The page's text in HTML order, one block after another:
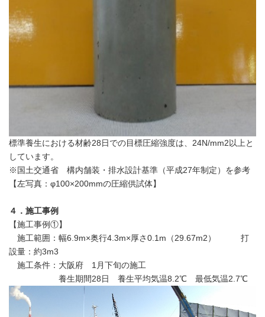
標準養生における材齢28日での目標圧縮強度は、24N/mm2以上と
しています。
※国土交通省 構内舗装・排水設計基準（平成27年制定）を参考
【左写真：φ100×200mmの圧縮供試体】
４．施工事例
【施工事例①】
施工範囲：幅6.9m×奥行4.3m×厚さ0.1m（29.67m2） 打
設量：約3m3
施工条件：大阪府 1月下旬の施工
養生期間28日 養生平均気温8.2℃ 最低気温2.7℃